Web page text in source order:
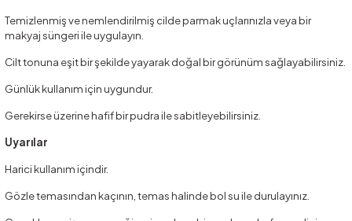
Temizlenmiş ve nemlendirilmiş cilde parmak uçlarınızla veya bir
makyaj süngeri ile uygulayın.
Cilt tonuna eşit bir şekilde yayarak doğal bir görünüm sağlayabilirsiniz.
Günlük kullanım için uygundur.
Gerekirse üzerine hafif bir pudra ile sabitleyebilirsiniz.
Uyarılar
Harici kullanım içindir.
Gözle temasından kaçının, temas halinde bol su ile durulayınız.